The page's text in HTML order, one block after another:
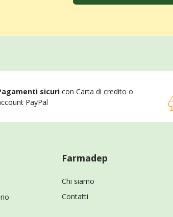
sicuricon Carta di credito o
PayPal
Farmadep
Chi siamo
Contatti